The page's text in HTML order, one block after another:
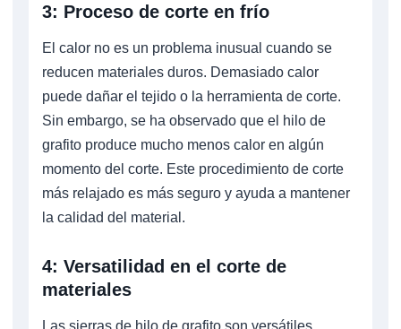
3: Proceso de corte en frío
El calor no es un problema inusual cuando se
reducen materiales duros. Demasiado calor
puede dañar el tejido o la herramienta de corte.
Sin embargo, se ha observado que el hilo de
grafito produce mucho menos calor en algún
momento del corte. Este procedimiento de corte
más relajado es más seguro y ayuda a mantener
la calidad del material.
4: Versatilidad en el corte de
materiales
Las sierras de hilo de grafito son versátiles.